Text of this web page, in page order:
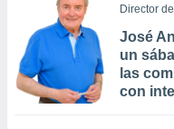
Director
José
un
las
con